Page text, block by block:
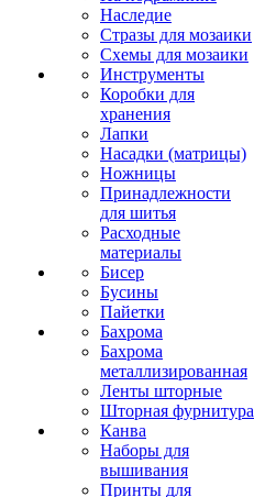
Наследие
Стразы для мозаики
Схемы для мозаики
Инструменты
Коробки для
хранения
Лапки
Насадки (матрицы)
Ножницы
Принадлежности
для шитья
Расходные
материалы
Бисер
Бусины
Пайетки
Бахрома
Бахрома
металлизированная
Ленты шторные
Шторная фурнитура
Канва
Наборы для
вышивания
Принты для